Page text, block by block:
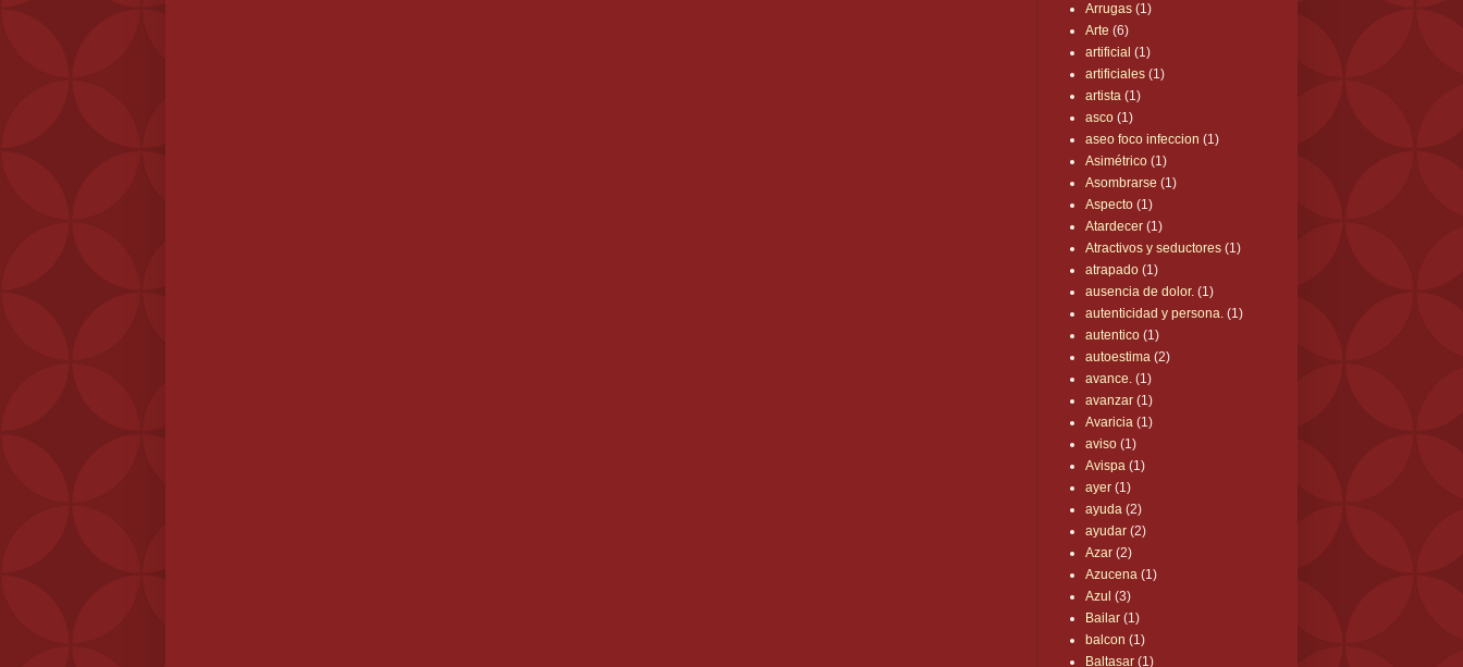
Arrugas (1)
Arte (6)
artificial (1)
artificiales (1)
artista (1)
asco (1)
aseo foco infeccion (1)
Asimétrico (1)
Asombrarse (1)
Aspecto (1)
Atardecer (1)
Atractivos y seductores (1)
atrapado (1)
ausencia de dolor. (1)
autenticidad y persona. (1)
autentico (1)
autoestima (2)
avance. (1)
avanzar (1)
Avaricia (1)
aviso (1)
Avispa (1)
ayer (1)
ayuda (2)
ayudar (2)
Azar (2)
Azucena (1)
Azul (3)
Bailar (1)
balcon (1)
Baltasar (1)